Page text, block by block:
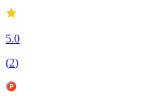
5.0
(2)